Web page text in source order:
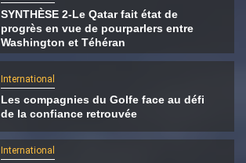
SYNTHÈSE 2-Le Qatar fait état de
progrès en vue de pourparlers entre
Washington et Téhéran
International
Les compagnies du Golfe face au défi
de la confiance retrouvée
International